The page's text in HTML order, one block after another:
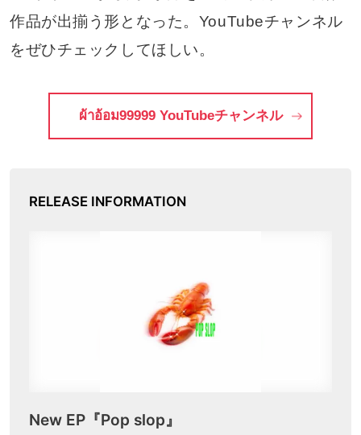
作品が出揃う形となった。YouTubeチャンネル
をぜひチェックしてほしい。
ผ้าอ้อม99999 YouTubeチャンネル
RELEASE INFORMATION
New EP『Pop slop』